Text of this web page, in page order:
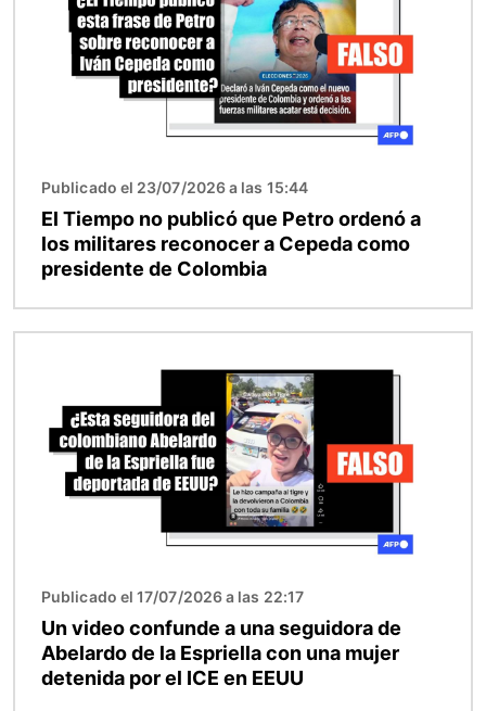
Publicado el 23/07/2026 a las 15:44
El Tiempo no publicó que Petro ordenó a
los militares reconocer a Cepeda como
presidente de Colombia
Publicado el 17/07/2026 a las 22:17
Un video confunde a una seguidora de
Abelardo de la Espriella con una mujer
detenida por el ICE en EEUU